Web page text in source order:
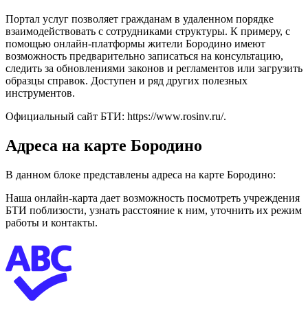
Портал услуг позволяет гражданам в удаленном порядке
взаимодействовать с сотрудниками структуры. К примеру, с
помощью онлайн-платформы жители Бородино имеют
возможность предварительно записаться на консультацию,
следить за обновлениями законов и регламентов или загрузить
образцы справок. Доступен и ряд других полезных
инструментов.
Официальный сайт БТИ: https://www.rosinv.ru/.
Адреса на карте Бородино
В данном блоке представлены адреса на карте Бородино:
Наша онлайн-карта дает возможность посмотреть учреждения
БТИ поблизости, узнать расстояние к ним, уточнить их режим
работы и контакты.